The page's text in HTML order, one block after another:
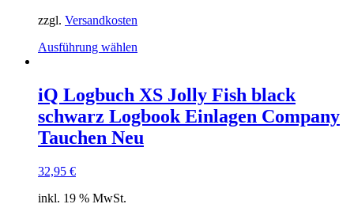
werden
zzgl. Versandkosten
Ausführung wählen
mehrere
Varianten
auf.
Optionen
iQ Logbuch XS Jolly Fish black
schwarz Logbook Einlagen Company
Tauchen Neu
32,95 €
inkl. 19 % MwSt.